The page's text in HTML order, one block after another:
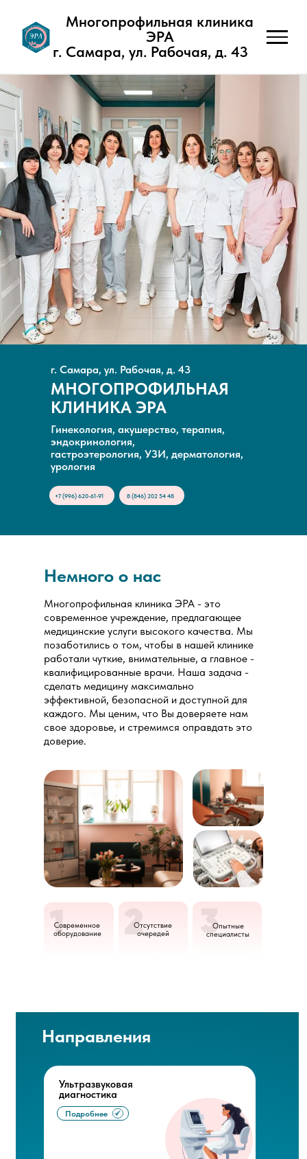
Многопрофильная клиника
ЭРА
г. Самара, ул. Рабочая, д. 43
г. Самара, ул. Рабочая, д. 43
Гинекология, акушерство, терапия,
эндокринология,
гастроэтерология, УЗИ, дерматология,
урология
8 (846) 202 54 48
+7 (996) 620-61-91
МНОГОПРОФИЛЬНАЯ
КЛИНИКА ЭРА
Многопрофильная клиника ЭРА - это
современное учреждение, предлагающее
медицинские услуги высокого качества. Мы
позаботились о том, чтобы в нашей клинике
работали чуткие, внимательные, а главное -
квалифицированные врачи. Наша задача -
сделать медицину максимально
эффективной, безопасной и доступной для
каждого. Мы ценим, что Вы доверяете нам
свое здоровье, и стремимся оправдать это
доверие.
Немного о нас
Современное
оборудование
Отсутствие
очередей
Опытные
специалисты
Ультразвуковая
Направления
Ультразвуковая
диагностика
Подробнее